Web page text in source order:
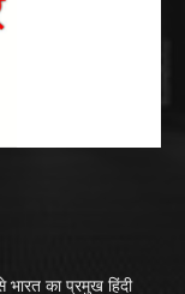
भारत का प्रमुख हिंदी